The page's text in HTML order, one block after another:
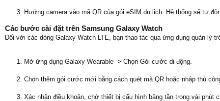
Hướng camera vào mã QR của gói eSIM du lịch. Hệ thống sẽ tự
Các bước cài đặt trên Samsung Galaxy Watch
Đối với các dòng Galaxy Watch LTE, bạn thao tác qua ứng dụng quản lý
Mở ứng dụng Galaxy Wearable -> Chọn Gói cước di động.
Chọn thêm gói cước mới bằng cách quét mã QR hoặc nhập thủ
Xác nhận điều khoản, chờ thiết bị cấu hình băng tần trong vài phút